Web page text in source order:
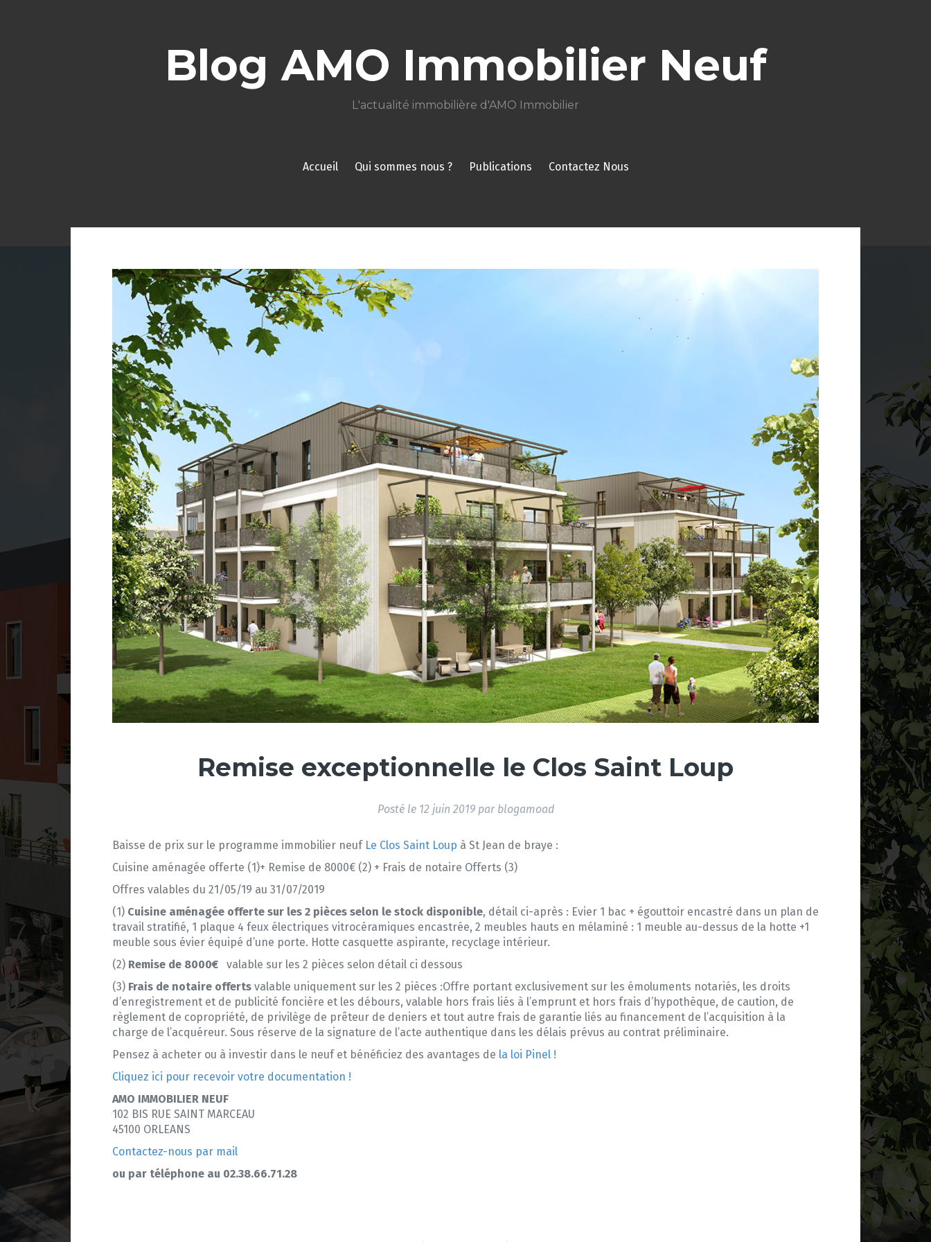
Blog AMO Immobilier Neuf
L'actualité immobilière d'AMO Immobilier
Accueil Qui sommes nous ? Publications Contactez Nous
Remise exceptionnelle le Clos Saint Loup
Posté le 12 juin 2019par blogamoad
Baisse de prix sur le programme immobilier neuf Le Clos Saint Loup à St Jean de braye :
Cuisine aménagée offerte (1)+ Remise de 8000€ (2) + Frais de notaire Offerts (3)
Offres valables du 21/05/19 au 31/07/2019
(1) Cuisine aménagée offerte sur les 2 pièces selon le stock disponible, détail ci-après : Evier 1 bac + égouttoir encastré dans un plan de
travail stratifié, 1 plaque 4 feux électriques vitrocéramiques encastrée, 2 meubles hauts en mélaminé : 1 meuble au-dessus de la hotte +1
meuble sous évier équipé d’une porte. Hotte casquette aspirante, recyclage intérieur.
(2) Remise de 8000€ valable sur les 2 pièces selon détail ci dessous
(3) Frais de notaire offerts valable uniquement sur les 2 pièces :Offre portant exclusivement sur les émoluments notariés, les droits
d’enregistrement et de publicité foncière et les débours, valable hors frais liés à l’emprunt et hors frais d’hypothèque, de caution, de
règlement de copropriété, de privilège de prêteur de deniers et tout autre frais de garantie liés au financement de l’acquisition à la
charge de l’acquéreur. Sous réserve de la signature de l’acte authentique dans les délais prévus au contrat préliminaire.
Pensez à acheter ou à investir dans le neuf et bénéficiez des avantages de la loi Pinel !
Cliquez ici pour recevoir votre documentation !
AMO IMMOBILIER NEUF
102 BIS RUE SAINT MARCEAU
45100 ORLEANS
Contactez-nous par mail
ou par téléphone au 02.38.66.71.28